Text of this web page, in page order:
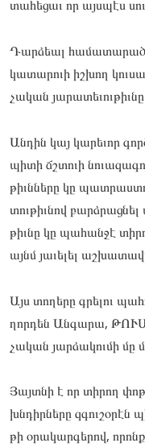
տահե­ցաւ որ այսպէս
Դար­ձեալ հա­մատա­րած
կա­տարո­ւի իշ­խող
չա­կան
Ան­դին կայ կա­րեւոր
պի­տի ճշտուի
թիւննե­րը կը
տու­թիւնով
թիւնը կը պա­հան­ջէ
այնմ յա­ւելել
Այս տո­ղերը գրե­լու
ղոր­դեն Ան­գա­րա,
չա­կան յար­ձա­կու­մի մը
Յայտնի է որ տի­րող
խնդիր­նե­րը զգու­շօ­րէն
թի օրա­կար­գե­րով,